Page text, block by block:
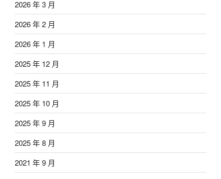
2026 年 3 月
2026 年 2 月
2026 年 1 月
2025 年 12 月
2025 年 11 月
2025 年 10 月
2025 年 9 月
2025 年 8 月
2021 年 9 月